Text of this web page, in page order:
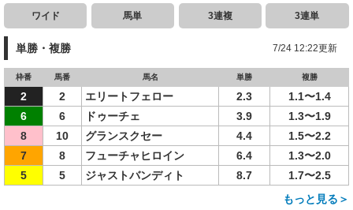
ワイド 馬単 3連複 3連単
単勝・複勝 7/24 12:22更新
枠番 馬番 馬名 単勝 複勝
2 2 エリートフェロー 2.3
1.1〜1.4
6
6 ドゥーチェ 3.9
1.3〜1.9
8
10 グランスクセー 4.4
1.5〜2.2
7
8 フューチャヒロイン 6.4
1.3〜2.0
5
5 ジャストバンディト 8.7
1.7〜2.5
もっと見る＞